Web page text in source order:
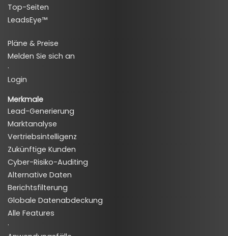
Top-Seiten
LeadsEye™
Pläne & Preise
Melden Sie sich an
·
Login
Merkmale
Lead-Generierung
Marktanalyse
Vertriebsintelligenz
Zukünftige Kunden
Cyber-Risiko-Auditing
Alternative Daten
Berichtsfilterung
Globale Datenabdeckung
Alle Features
·